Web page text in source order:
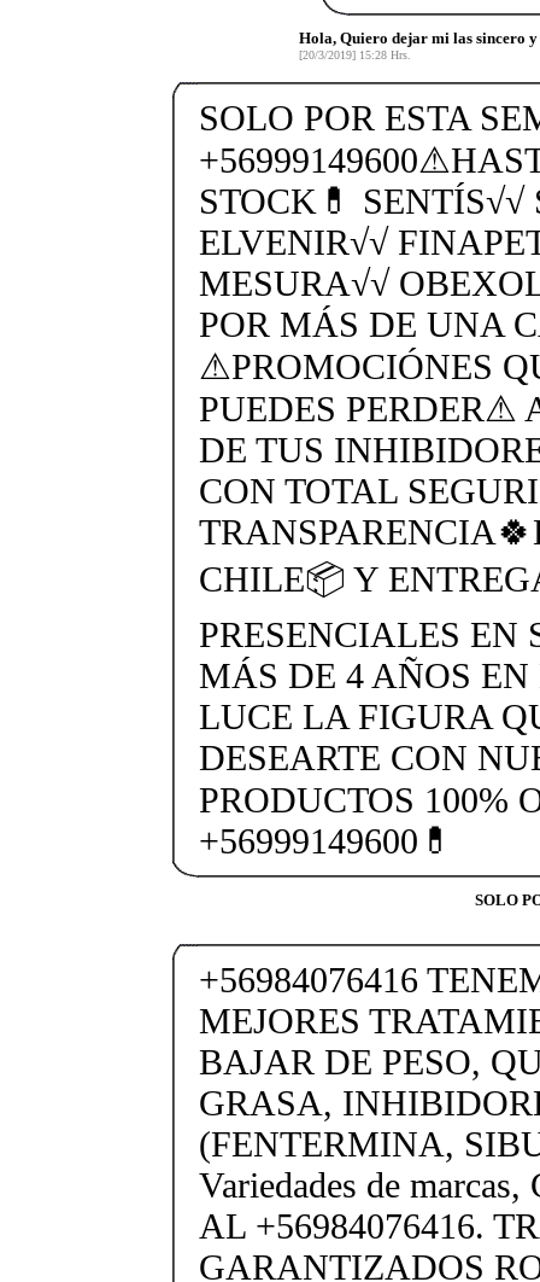
Hola, Quiero dejar mi las sincero y
[20/3/2019] 15:28 Hrs.
SOLO POR ESTA
STOCK💊
ELVENIR√√
MESURA√√
POR MÁS DE UNA
⚠PROMOCIÓNES
PUEDES PERDER⚠
DE TUS
CON TOTAL
CHILE📦 Y
PRESENCIALES EN
MÁS DE 4 AÑOS
LUCE LA FIGURA
DESEARTE CON
PRODUCTOS 100%
+56999149600💊
SOLO
+56984076416
MEJORES
BAJAR DE PESO,
GRASA,
(FENTERMINA,
Variedades de
AL +56984076416.
GARANTIZADOS